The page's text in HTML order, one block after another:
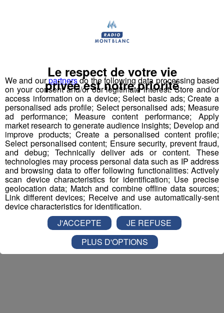
Publié par Emmanuel Briot-
Offres d'Emploi
We and ourpartnersdo the following data processing based
on your consent and/or our legitimate interest: Store and/or
access information on a device; Select basic ads; Create a
personalised ads profile; Select personalised ads; Measure
ad performance; Measure content performance; Apply
market research to generate audience insights; Develop and
improve products; Create a personalised content profile;
Select personalised content; Ensure security, prevent fraud,
and debug; Technically deliver ads or content. These
technologies may process personal data such as IP address
and browsing data to offer following functionalities: Actively
scan device characteristics for identification; Use precise
geolocation data; Match and combine offline data sources;
Link different devices; Receive and use automatically-sent
device characteristics for identification.
Le respect de votre vie
privée est notre priorité
J'ACCEPTE
JE REFUSE
PLUS D'OPTIONS